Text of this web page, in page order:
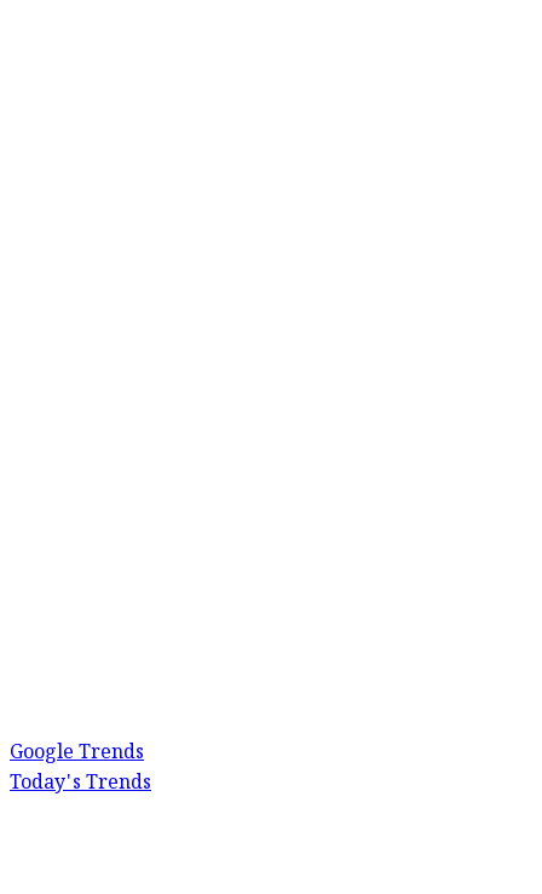
Google Trends
Today's Trends